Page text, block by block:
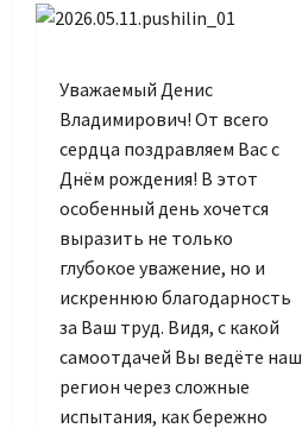
Уважаемый Денис
Владимирович! От всего
сердца поздравляем Вас с
Днём рождения! В этот
особенный день хочется
выразить не только
глубокое уважение, но и
искреннюю благодарность
за Ваш труд. Видя, с какой
самоотдачей Вы ведёте наш
регион через сложные
испытания, как бережно